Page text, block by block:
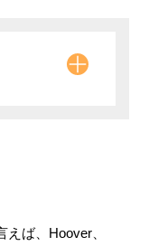
ば、Hoover、